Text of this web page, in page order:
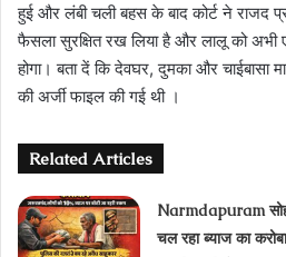
हुई और लंबी चली बहस के बाद कोर्ट ने राजद
फैसला सुरक्षित रख लिया है और लालू को अभी
होगा। बता दें कि देवघर, दुमका और
की अर्जी फाइल की गई थी ।
Related Articles
Narmdapuram
चल रहा ब्‍याज का